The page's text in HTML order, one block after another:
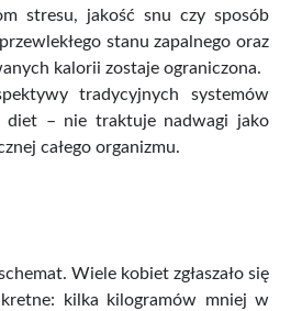
Cena brutto Cena
299,00 zł
stresu, jakość snu czy sposób
stanu zapalnego oraz
kalorii zostaje ograniczona.
tradycyjnych systemów
diet – nie traktuje nadwagi jako
całego organizmu.
Wiele kobiet zgłaszało się
kilka kilogramów mniej w